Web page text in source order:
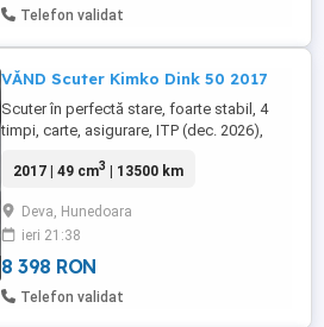
Telefon validat
VĂND Scuter Kimko Dink 50 2017
Scuter în perfectă stare, foarte stabil, 4
timpi, carte, asigurare, ITP (dec. 2026),
timp. Carte service la zi.
2017 | 49 cm3 | 13500 km
Deva, Hunedoara
ieri 21:38
8 398 RON
Telefon validat